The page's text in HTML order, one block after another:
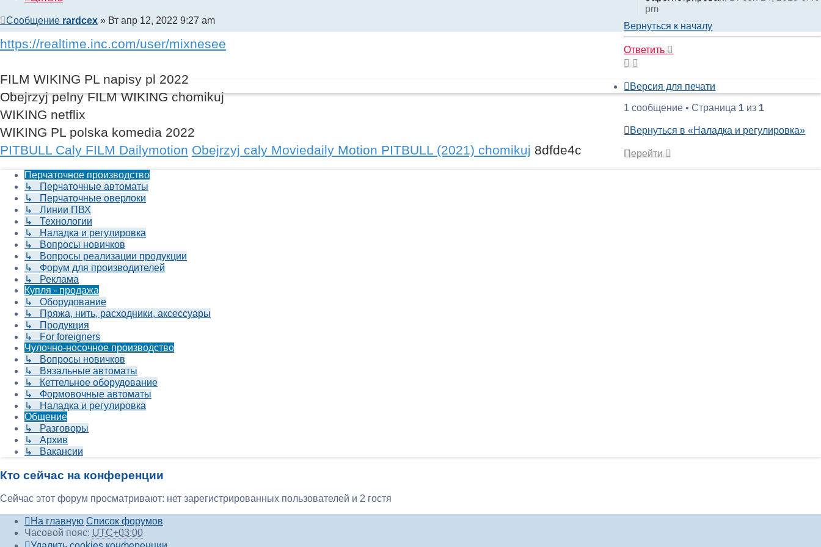
pm
Сообщение rardcex » Вт апр 12, 2022 9:27 am
https://realtime.inc.com/user/mixnesee
FILM WIKING PL napisy pl 2022
Obejrzyj pelny FILM WIKING chomikuj
WIKING netflix
WIKING PL polska komedia 2022
PITBULL Caly FILM Dailymotion Obejrzyj caly Moviedaily Motion PITBULL (2021) chomikuj 8dfde4c
Вернуться к началу
Ответить
Версия для печати
1 сообщение • Страница 1 из 1
Вернуться в «Наладка и регулировка»
Перейти
Перчаточное производство
↳ Перчаточные автоматы
↳ Перчаточные оверлоки
↳ Линии ПВХ
↳ Технологии
↳ Наладка и регулировка
↳ Вопросы новичков
↳ Вопросы реализации продукции
↳ Форум для производителей
↳ Реклама
Купля - продажа
↳ Оборудование
↳ Пряжа, нить, расходники, аксессуары
↳ Продукция
↳ For foreigners
Чулочно-носочное производство
↳ Вопросы новичков
↳ Вязальные автоматы
↳ Кеттельное оборудование
↳ Формовочные автоматы
↳ Наладка и регулировка
Общение
↳ Разговоры
↳ Архив
↳ Вакансии
Кто сейчас на конференции
Сейчас этот форум просматривают: нет зарегистрированных пользователей и 2 гостя
На главную Список форумов
Часовой пояс: UTC+03:00